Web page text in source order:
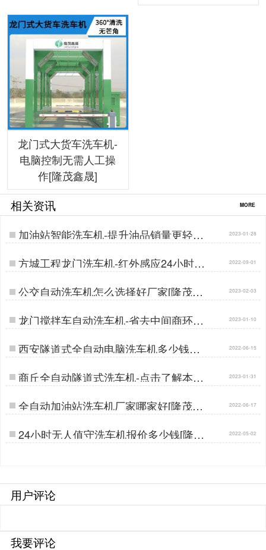
龙门式大货车洗车机-
电脑控制无需人工操
作[隆茂鑫晟]
相关资讯 MORE
加油站智能洗车机-提升油品销量更轻松
[隆茂鑫晟]…
2023-01-28
方城工程龙门洗车机-红外感应24小时自
动清洗[隆茂鑫晟]…
2022-09-01
公交自动洗车机怎么选择好厂家[隆茂鑫
晟]…
2023-02-03
龙门搅拌车自动洗车机-省去中间商环节
更实惠[隆茂鑫晟]…
2023-01-10
西安隧道式全自动电脑洗车机多少钱一
台[隆茂鑫晟]…
2022-06-15
商丘全自动隧道式洗车机-点击了解本地
厂商[隆茂鑫晟]…
2023-01-31
全自动加油站洗车机厂家哪家好[隆茂鑫
晟]…
2022-06-17
24小时无人值守洗车机报价多少钱[隆茂
鑫晟]…
2022-05-02
用户评论
我要评论